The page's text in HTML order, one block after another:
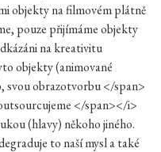
objekty na filmovém plátně
pouze přijímáme objekty
na kreativitu
objekty (animované
svou obrazotvorbu </span>
</span></i>
(hlavy) někoho jiného.
to naší mysl a také